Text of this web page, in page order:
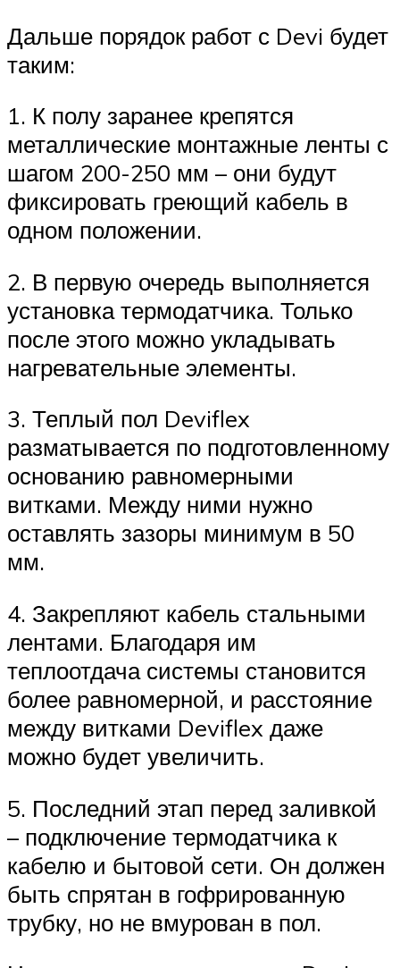
Дальше порядок работ с Devi будет
таким:
1. К полу заранее крепятся
металлические монтажные ленты с
шагом 200-250 мм – они будут
фиксировать греющий кабель в
одном положении.
2. В первую очередь выполняется
установка термодатчика. Только
после этого можно укладывать
нагревательные элементы.
3. Теплый пол Deviflex
разматывается по подготовленному
основанию равномерными
витками. Между ними нужно
оставлять зазоры минимум в 50
мм.
4. Закрепляют кабель стальными
лентами. Благодаря им
теплоотдача системы становится
более равномерной, и расстояние
между витками Deviflex даже
можно будет увеличить.
5. Последний этап перед заливкой
– подключение термодатчика к
кабелю и бытовой сети. Он должен
быть спрятан в гофрированную
трубку, но не вмурован в пол.